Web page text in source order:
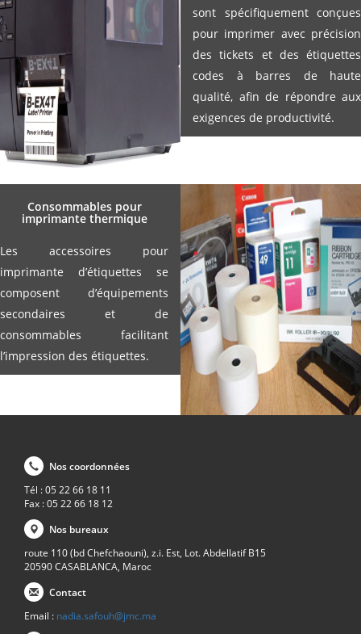
sont spécifiquement conçues
pour imprimer avec précision
des tickets et des étiquettes
codes à barres de haute
qualité, afin de répondre aux
exigences de productivité.
Consommables pour
imprimante thermique
Les accessoires pour
imprimante d’étiquettes se
composent d’équipements
secondaires et de
consommables facilitant
l’impression des étiquettes.
Nos coordonnées
Tél : 05 22 66 18 11
Fax : 05 22 66 18 12
Nos bureaux
route 110 (bd Chefchaouni), z.i. Est, Lot. Abdellatif B15
20590 CASABLANCA, Maroc
Contact
Email : nadia.safouh@jmc.ma